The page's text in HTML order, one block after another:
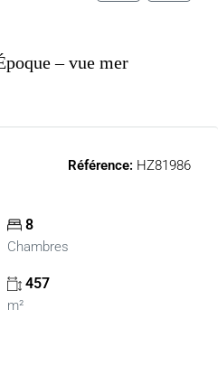
– vue mer
Référence: HZ81986
8
Chambres
457
m²